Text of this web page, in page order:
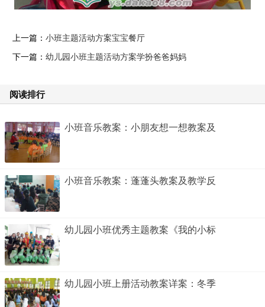
上一篇： 小班主题活动方案宝宝餐厅
下一篇： 幼儿园小班主题活动方案学扮爸爸妈妈
阅读排行
小班音乐教案：小朋友想一想教案及
小班音乐教案：蓬蓬头教案及教学反
幼儿园小班优秀主题教案《我的小标
幼儿园小班上册活动教案详案：冬季